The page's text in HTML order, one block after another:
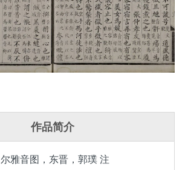
作品简介
尔雅音图，东晋，郭璞 注